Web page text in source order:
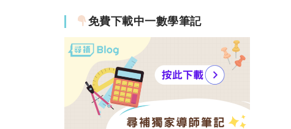
免費下載中一數學筆記